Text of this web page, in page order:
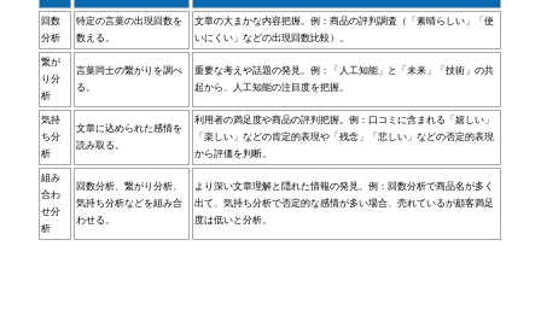
回数
分析
特定の言葉の出現回数を
数える。
文章の大まかな内容把握。例：商品の評判調査（「素晴らしい」「使
いにくい」などの出現回数比較）。
繋が
り分
析
言葉同士の繋がりを調べ
る。
重要な考えや話題の発見。例：「人工知能」と「未来」「技術」の共
起から、人工知能の注目度を把握。
気持
ち分
析
文章に込められた感情を
読み取る。
利用者の満足度や商品の評判把握。例：口コミに含まれる「嬉しい」
「楽しい」などの肯定的表現や「残念」「悲しい」などの否定的表現
から評価を判断。
組み
合わ
せ分
析
回数分析、繋がり分析、
気持ち分析などを組み合
わせる。
より深い文章理解と隠れた情報の発見。例：回数分析で商品名が多く
出て、気持ち分析で否定的な感情が多い場合、売れているが顧客満足
度は低いと分析。